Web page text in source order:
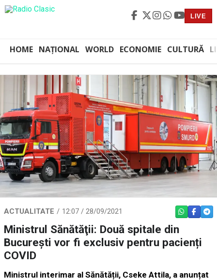
LIVE
HOME NAȚIONAL WORLD ECONOMIE CULTURĂ
ACTUALITATE 12:07 / 28/09/2021 WHATSAPP
Ministrul Sănătăţii: Două spitale din
București vor fi exclusiv pentru pacienți
COVID
Ministrul interimar al Sănătății, Cseke Attila, a anunțat